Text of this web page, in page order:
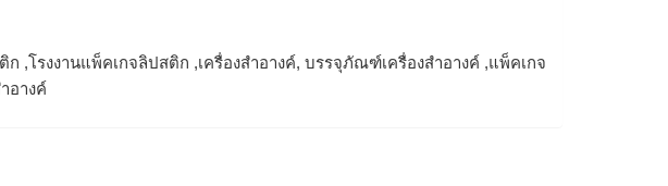
โรงงานแพ็คเกจลิปสติก ,เครื่องสำอางค์, บรรจุภัณฑ์เครื่องสำอางค์ ,แพ็คเกจ
อางค์